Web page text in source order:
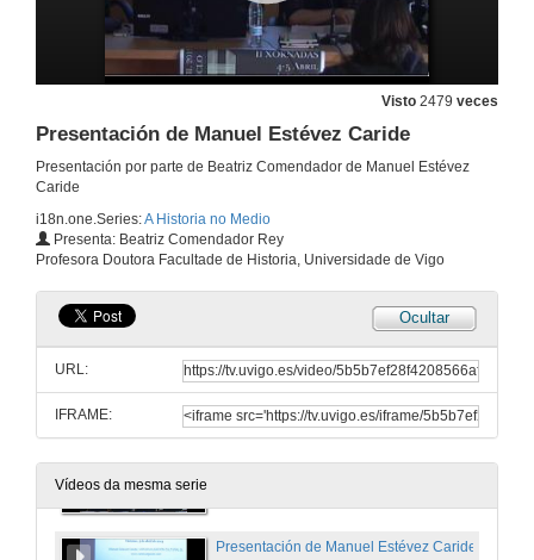
Visto 2479 veces
Presentación de Manuel Estévez Caride
Presentación por parte de Beatriz Comendador de Manuel Estévez
Caride
i18n.one.Series:A Historia no Medio
Presenta: Beatriz Comendador Rey
Profesora Doutora Facultade de Historia, Universidade de Vigo
Ocultar
URL:
IFRAME:
Vídeos da mesma serie
4 de abr. de 2013
4 de abr. de 2013
Presentación de Xosé Teiga
4 de abr. de 2013
4 de abr. de 2013
Mesa redonda: 3, 2, 1, Impacto: a incorporación das novas tecnoloxías non ámbito das Humanidades
Presentación de Manuel Estévez Caride